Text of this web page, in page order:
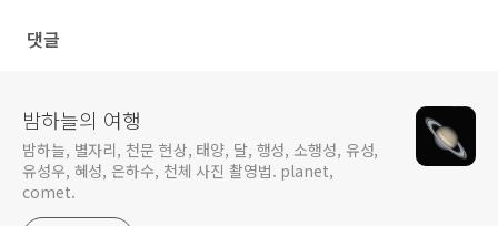
유성(화구)와 유성흔
댓글
밤하늘의 여행
밤하늘, 별자리, 천문 현상, 태양, 달, 행성, 소행성, 유성,
유성우, 혜성, 은하수, 천체 사진 촬영법. planet,
comet.